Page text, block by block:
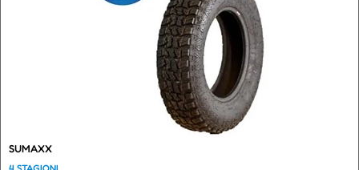
SUMAXX